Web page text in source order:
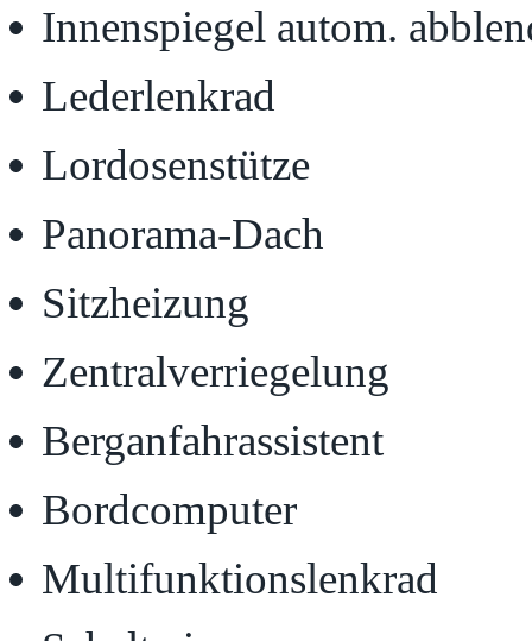
Innenspiegel autom.
Lederlenkrad
Lordosenstütze
Panorama-Dach
Sitzheizung
Zentralverriegelung
Berganfahrassistent
Bordcomputer
Multifunktionslenkrad